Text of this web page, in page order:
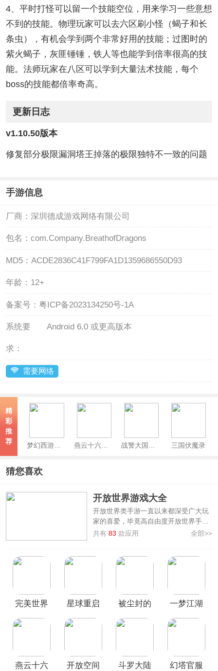
4、平时打怪可以留一个技能空位，用来学习一些意想
不到的技能。物理玩家可以去六区刷小怪（蝎子和长
条虫），有机会学到两个非常好用的技能；过图时的
紫火蝎子，灰匪锤锤，铁人等也能学到倍率很高的技
能。法师玩家在八区可以学到大量法术技能，每个
boss的技能都倍率奇高。
更新日志
v1.10.50版本
修复部分极限漏洞塔王掉落的极限独特不一致的问题
手游信息
厂商： 深圳德成游戏网络有限公司
包名： com.Company.BreathofDragons
MD5： ACDE2836C41F799FA1D1359686550D93
年龄： 12+
备案号： 粤ICP备2023134250号-1A
系统要
求：
Android 6.0 或更高版本
需要网络
精
彩
推
荐
梦幻西游手游最新版 燕云十六声手机版 三国伏魔录
猜您喜欢
开放世界游戏大全
开放世界类手游一直以来都深受广大玩
家的喜爱，毕竟高自由度开放世界手游
意味着玩家们再也不用苦苦的做必须任
冒险、去想尽办法生存下去！最后，为
放世界游戏大全手机版
，其内包含了各
种各样的高自由度开放世界手游，比如
据自己喜爱的类型进行选择，欢迎广大
共有83 款应用 全部>>
完美世界
手游官方
星球重启
被尘封的
一梦江湖
燕云十六
开放空间
斗罗大陆
幻塔官服